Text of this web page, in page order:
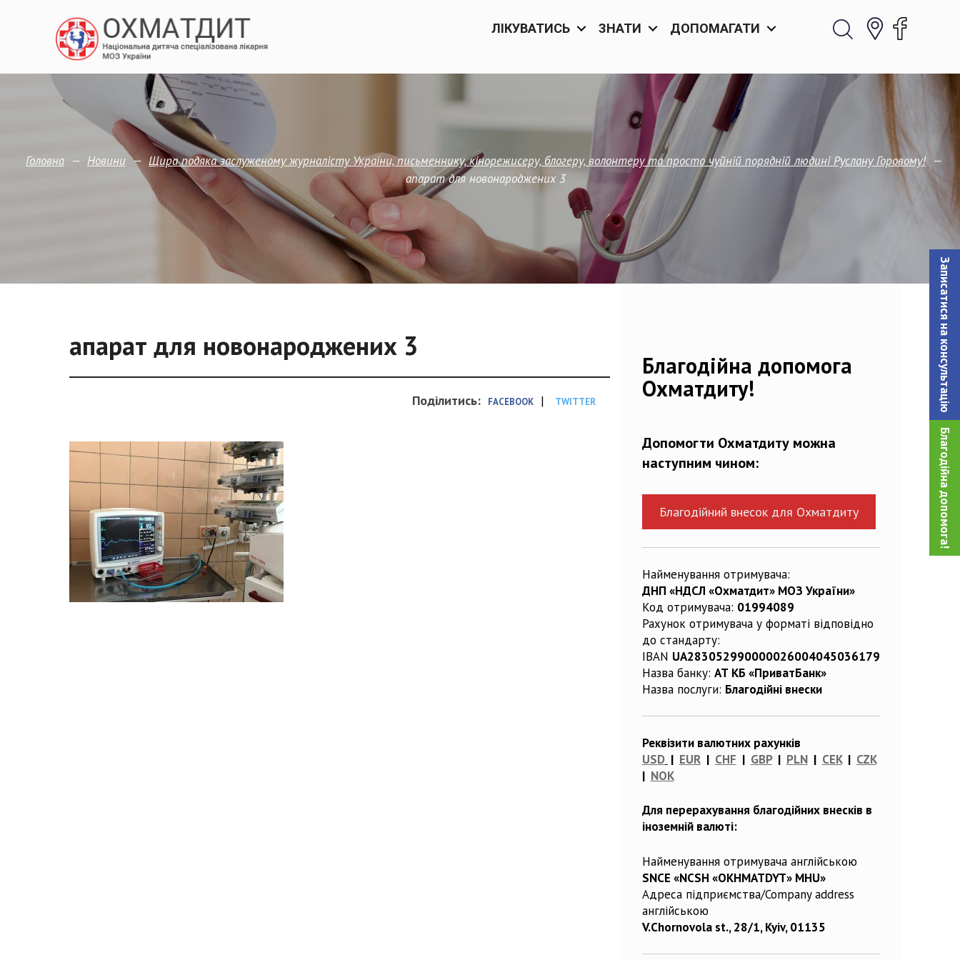
Записатися на консультацiю
Благодійна допомога!
ЛІКУВАТИСЬ ЗНАТИ ДОПОМАГАТИ
Головна — Новини — Щира подяка заслуженому журналісту України, письменнику, кінорежисеру, блогеру, волонтеру та просто чуйній порядній людині Руслану Горовому! —
апарат для новонароджених 3
апарат для новонароджених 3
Поділитись: FACEBOOK | TWITTER
Благодійна допомога
Охматдиту!
Допомогти Охматдиту можна
наступним чином:
Благодійний внесок для Охматдиту
Найменування отримувача:
ДНП «НДСЛ «Охматдит» МОЗ України»
Код отримувача: 01994089
Рахунок отримувача у форматі відповідно
до стандарту:
IBAN UA283052990000026004045036179
Назва банку: АТ КБ «ПриватБанк»
Назва послуги: Благодійні внески
Реквізити валютних рахунків
USD | EUR| CHF | GBP| PLN| CEK| CZK
| NOK
Для перерахування благодійних внесків в
іноземній валюті:
Найменування отримувача англійською
SNCE «NCSH «OKHMATDYT» MHU»
Адреса підприємства/Company address
англійською
V.Chornovola st., 28/1, Kyiv, 01135